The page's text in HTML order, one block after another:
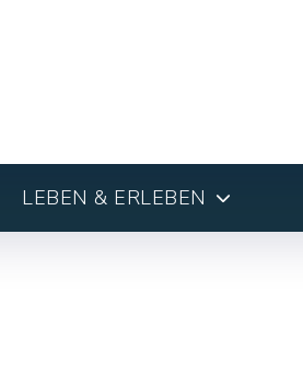
LEBEN & ERLEBEN